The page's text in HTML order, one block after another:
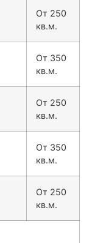
От 250
кв.м.
От 350
кв.м.
От 250
кв.м.
От 350
кв.м.
От 250
кв.м.